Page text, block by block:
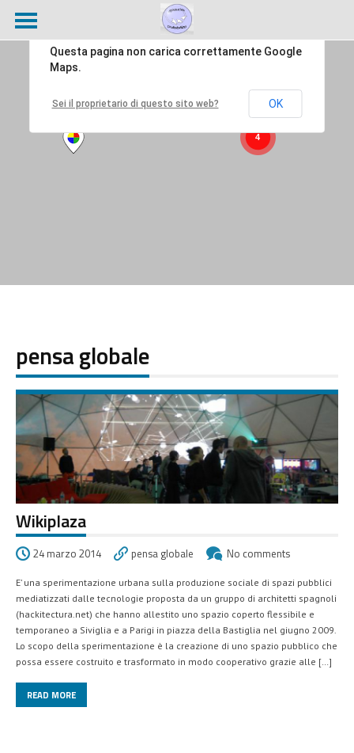
pensa globale
Wikiplaza
24 marzo 2014 pensa globale No comments
E’ una sperimentazione urbana sulla produzione sociale di spazi pubblici
mediatizzati dalle tecnologie proposta da un gruppo di architetti spagnoli
(hackitectura.net) che hanno allestito uno spazio coperto flessibile e
temporaneo a Siviglia e a Parigi in piazza della Bastiglia nel giugno 2009.
Lo scopo della sperimentazione è la creazione di uno spazio pubblico che
possa essere costruito e trasformato in modo cooperativo grazie alle […]
READ MORE